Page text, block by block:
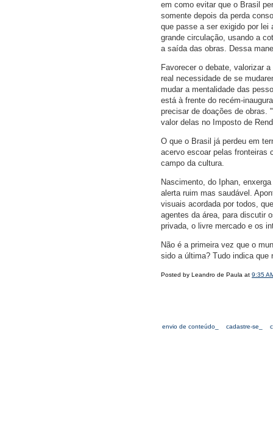
em como evitar que o Brasil
somente depois da perda
que passe a ser exigido por
grande circulação, usando a
a saída das obras. Dessa
Favorecer o debate, valorizar
real necessidade de se
mudar a mentalidade das
está à frente do recém-
precisar de doações de obras.
valor delas no Imposto de
O que o Brasil já perdeu em
acervo escoar pelas fronteiras
campo da cultura.
Nascimento, do Iphan,
alerta ruim mas saudável.
visuais acordada por todos,
agentes da área, para discutir
privada, o livre mercado e os
Não é a primeira vez que o
sido a última? Tudo indica que
Posted by Leandro de Paula at 9:35
envio de conteúdo_ cadastre-se_